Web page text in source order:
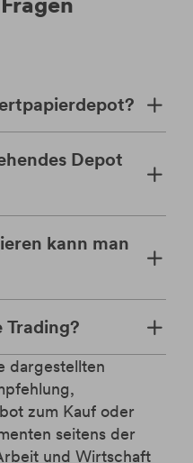
Depot
kann man
Trading?
dargestellten
zum Kauf oder
seitens der
und Wirtschaft